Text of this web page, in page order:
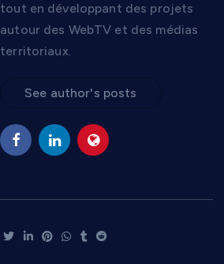
tout en développant des projets
autour des WebTV et des médias
territoriaux.
See author's posts